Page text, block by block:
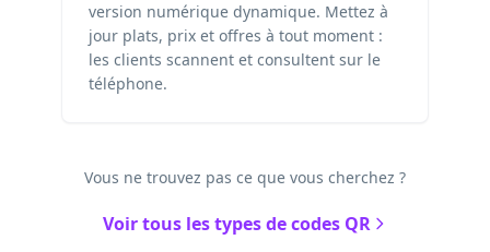
version numérique dynamique. Mettez à
jour plats, prix et offres à tout moment :
les clients scannent et consultent sur le
téléphone.
Vous ne trouvez pas ce que vous cherchez ?
Voir tous les types de codes QR